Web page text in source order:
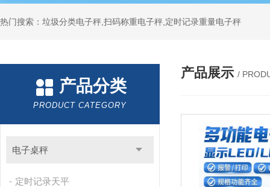
热门搜索：垃圾分类电子秤,扫码称重电子秤,定时记录重量电子秤
产品分类
PRODUCT CATEGORY
电子桌秤
定时记录天平
产品展示 /